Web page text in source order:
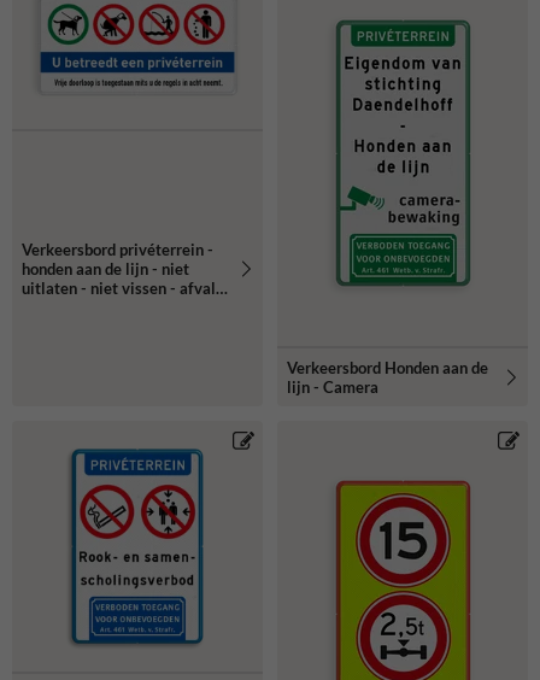
Verkeersbord privéterrein -
honden aan de lijn - niet
uitlaten - niet vissen - afval
Verkeersbord Honden aan de
lijn - Camera